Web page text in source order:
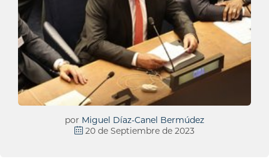
por Miguel Díaz-Canel Bermúdez
20 de Septiembre de 2023